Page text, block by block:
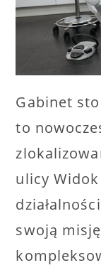
Gabinet
to
ulicy
swoją